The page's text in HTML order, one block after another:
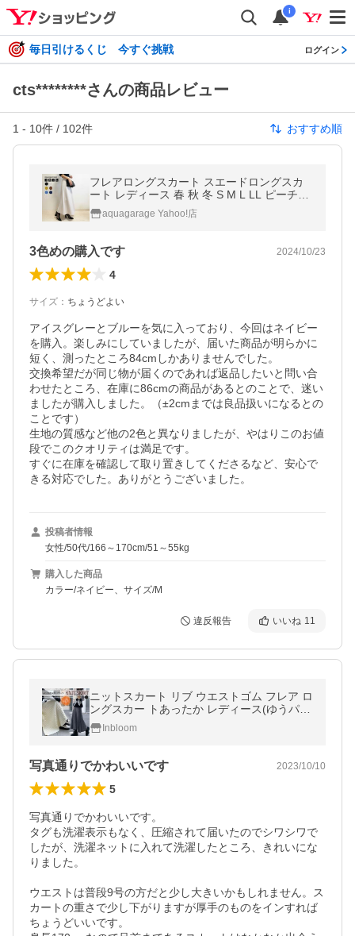
i
毎日引けるくじ 今すぐ挑戦 ログイン
cts********さんの商品レビュー
1 - 10件 / 102件 おすすめ順
フレアロングスカート スエードロングスカ
ート レディース 春 秋 冬 S M L LL ピーチス
キン 美ライン きれいめ 大人 上品 ≪ゆうメ
ール便配送30・代引不可≫
aquagarage Yahoo!店
3色めの購入です 2024/10/23
4
サイズ ： ちょうどよい
アイスグレーとブルーを気に入っており、今回はネイビー
を購入。楽しみにしていましたが、届いた商品が明らかに
短く、測ったところ84cmしかありませんでした。
交換希望だが同じ物が届くのであれば返品したいと問い合
わせたところ、在庫に86cmの商品があるとのことで、迷い
ましたが購入しました。（±2cmまでは良品扱いになるとの
ことです）
生地の質感など他の2色と異なりましたが、やはりこのお値
段でこのクオリティは満足です。
すぐに在庫を確認して取り置きしてくださるなど、安心で
きる対応でした。ありがとうございました。
投稿者情報
女性/50代/166～170cm/51～55kg
購入した商品
カラー/ネイビー、サイズ/M
違反報告 いいね 11
ニットスカート リブ ウエストゴム フレア ロ
ングスカー トあったか レディース(ゆうパケ
ット送料無料)[郵3]^b386^
Inbloom
写真通りでかわいいです 2023/10/10
5
写真通りでかわいいです。
タグも洗濯表示もなく、圧縮されて届いたのでシワシワで
したが、洗濯ネットに入れて洗濯したところ、きれいにな
りました。
ウエストは普段9号の方だと少し大きいかもしれません。ス
カートの重さで少し下がりますが厚手のものをインすれば
ちょうどいいです。